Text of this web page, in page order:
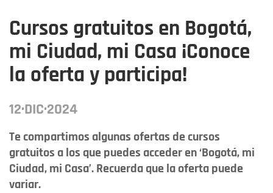
Cursos gratuitos en Bogotá,
mi Ciudad, mi Casa ¡Conoce
la oferta y participa!
12·DIC·2024
Te compartimos algunas ofertas de cursos
gratuitos a los que puedes acceder en ‘Bogotá, mi
Ciudad, mi Casa’. Recuerda que la oferta puede
variar.